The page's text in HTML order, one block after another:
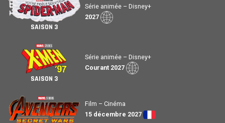
SAISON 3
Série animée – Disney+
2027
SAISON 3
Série animée – Disney+
Courant 2027
Film – Cinéma
15 décembre 2027